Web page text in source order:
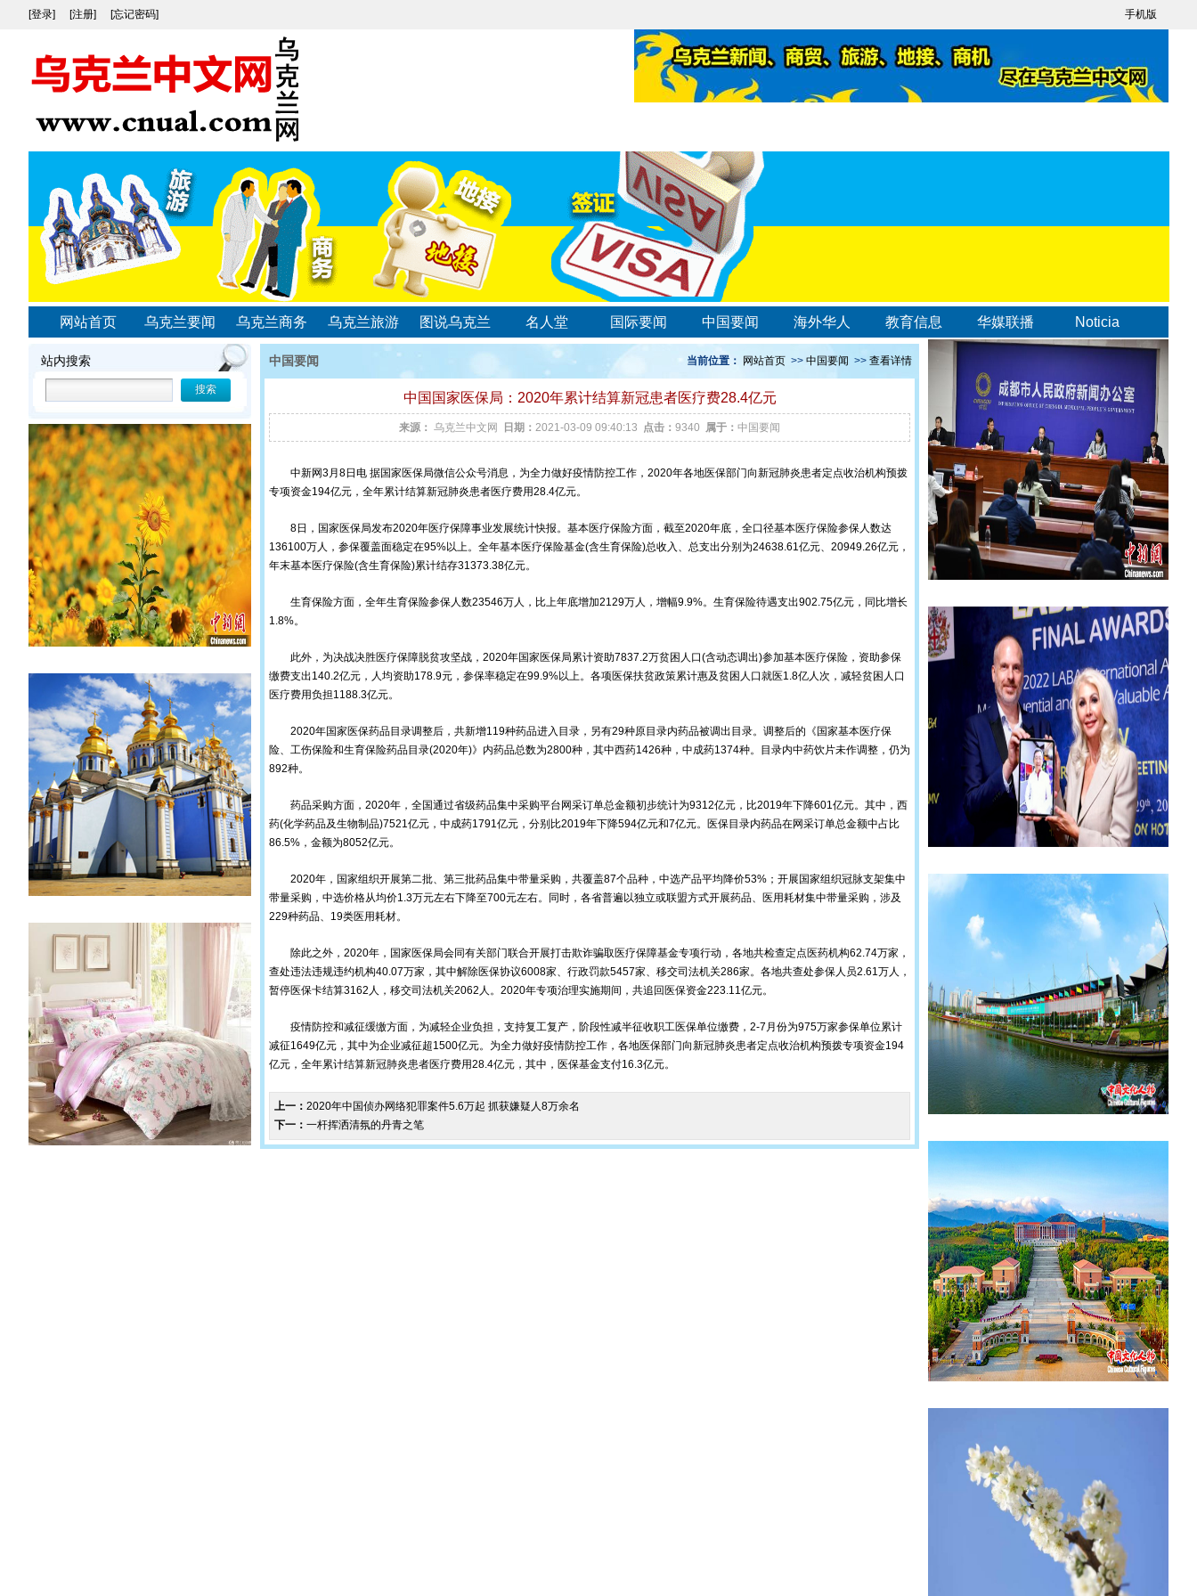
手机版
[登录] [注册] [忘记密码]
网站首页 乌克兰要闻 乌克兰商务 乌克兰旅游 图说乌克兰 名人堂 国际要闻 中国要闻 海外华人 教育信息 华媒联播 Noticia
站内搜索 当前位置： 网站首页 >> 中国要闻 >> 查看详情
中国要闻
中国国家医保局：2020年累计结算新冠患者医疗费28.4亿元
来源： 乌克兰中文网 日期： 2021-03-09 09:40:13 点击： 9340 属于： 中国要闻
中新网3月8日电 据国家医保局微信公众号消息，为全力做好疫情防控工作，2020年各地医保部门向新冠肺炎患者定点收治机构预拨
专项资金194亿元，全年累计结算新冠肺炎患者医疗费用28.4亿元。
8日，国家医保局发布2020年医疗保障事业发展统计快报。基本医疗保险方面，截至2020年底，全口径基本医疗保险参保人数达
136100万人，参保覆盖面稳定在95%以上。全年基本医疗保险基金(含生育保险)总收入、总支出分别为24638.61亿元、20949.26亿元，
年末基本医疗保险(含生育保险)累计结存31373.38亿元。
生育保险方面，全年生育保险参保人数23546万人，比上年底增加2129万人，增幅9.9%。生育保险待遇支出902.75亿元，同比增长
1.8%。
此外，为决战决胜医疗保障脱贫攻坚战，2020年国家医保局累计资助7837.2万贫困人口(含动态调出)参加基本医疗保险，资助参保
缴费支出140.2亿元，人均资助178.9元，参保率稳定在99.9%以上。各项医保扶贫政策累计惠及贫困人口就医1.8亿人次，减轻贫困人口
医疗费用负担1188.3亿元。
2020年国家医保药品目录调整后，共新增119种药品进入目录，另有29种原目录内药品被调出目录。调整后的《国家基本医疗保
险、工伤保险和生育保险药品目录(2020年)》内药品总数为2800种，其中西药1426种，中成药1374种。目录内中药饮片未作调整，仍为
892种。
药品采购方面，2020年，全国通过省级药品集中采购平台网采订单总金额初步统计为9312亿元，比2019年下降601亿元。其中，西
药(化学药品及生物制品)7521亿元，中成药1791亿元，分别比2019年下降594亿元和7亿元。医保目录内药品在网采订单总金额中占比
86.5%，金额为8052亿元。
2020年，国家组织开展第二批、第三批药品集中带量采购，共覆盖87个品种，中选产品平均降价53%；开展国家组织冠脉支架集中
带量采购，中选价格从均价1.3万元左右下降至700元左右。同时，各省普遍以独立或联盟方式开展药品、医用耗材集中带量采购，涉及
229种药品、19类医用耗材。
除此之外，2020年，国家医保局会同有关部门联合开展打击欺诈骗取医疗保障基金专项行动，各地共检查定点医药机构62.74万家，
查处违法违规违约机构40.07万家，其中解除医保协议6008家、行政罚款5457家、移交司法机关286家。各地共查处参保人员2.61万人，
暂停医保卡结算3162人，移交司法机关2062人。2020年专项治理实施期间，共追回医保资金223.11亿元。
疫情防控和减征缓缴方面，为减轻企业负担，支持复工复产，阶段性减半征收职工医保单位缴费，2-7月份为975万家参保单位累计
减征1649亿元，其中为企业减征超1500亿元。为全力做好疫情防控工作，各地医保部门向新冠肺炎患者定点收治机构预拨专项资金194
亿元，全年累计结算新冠肺炎患者医疗费用28.4亿元，其中，医保基金支付16.3亿元。
上一： 2020年中国侦办网络犯罪案件5.6万起 抓获嫌疑人8万余名
下一： 一杆挥洒清氛的丹青之笔